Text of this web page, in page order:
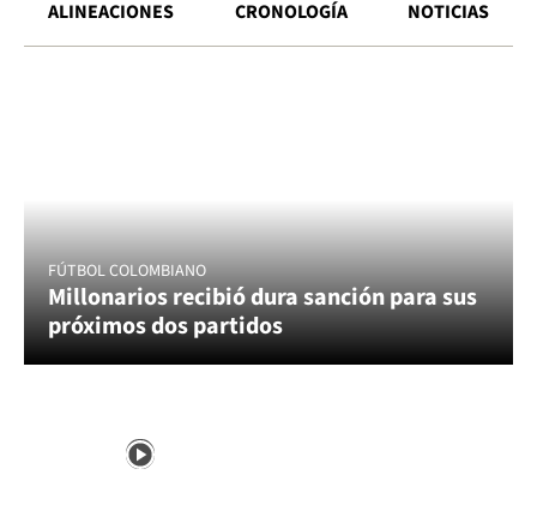
ALINEACIONES CRONOLOGÍA NOTICIAS
FÚTBOL COLOMBIANO
Millonarios recibió dura sanción para sus
próximos dos partidos